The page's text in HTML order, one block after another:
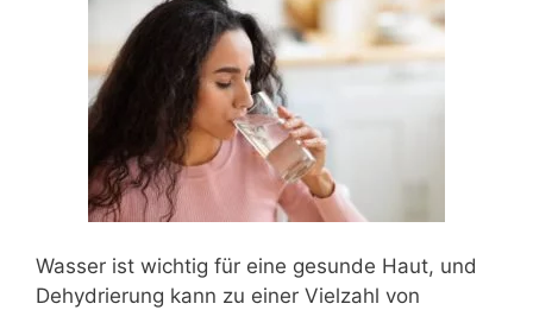
Wasser ist wichtig für eine gesunde Haut, und
Dehydrierung kann zu einer Vielzahl von